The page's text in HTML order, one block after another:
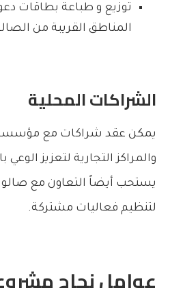
توزيع و طباعة بطاقات
المناطق القريبة من
الشراكات المحلية
يمكن عقد شراكات مع
والمراكز التجارية لتعزيز
يستحب أيضاً التعاون مع
لتنظيم فعاليات مشتركة.